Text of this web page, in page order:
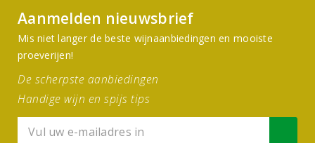
Aanmelden nieuwsbrief
Mis niet langer de beste wijnaanbiedingen en mooiste
proeverijen!
De scherpste aanbiedingen
Handige wijn en spijs tips